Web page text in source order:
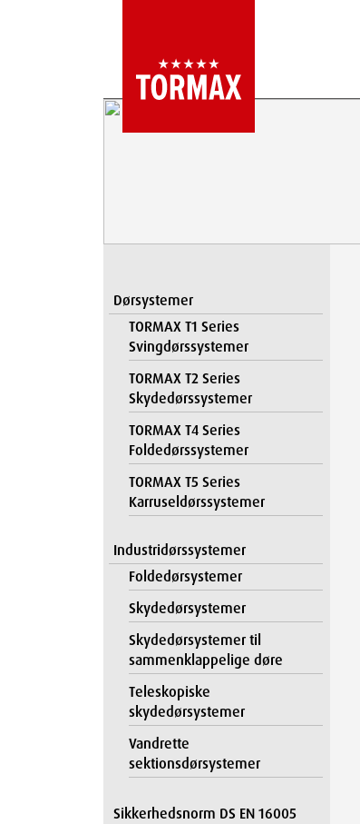
Dørsystemer
TORMAX T1 Series
Svingdørssystemer
TORMAX T2 Series
Skydedørssystemer
TORMAX T4 Series
Foldedørssystemer
TORMAX T5 Series
Karruseldørssystemer
Industridørssystemer
Foldedørsystemer
Skydedørsystemer
Skydedørsystemer til
sammenklappelige døre
Teleskopiske
skydedørsystemer
Vandrette
sektionsdørsystemer
Sikkerhedsnorm DS EN 16005